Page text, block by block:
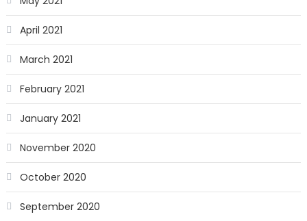
April 2021
March 2021
February 2021
January 2021
November 2020
October 2020
September 2020